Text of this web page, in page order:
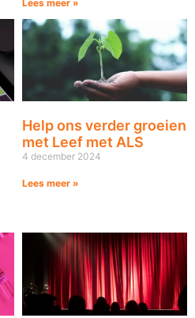
Lees meer »
Help ons verder groeien
met Leef met ALS
4 december 2024
Lees meer »